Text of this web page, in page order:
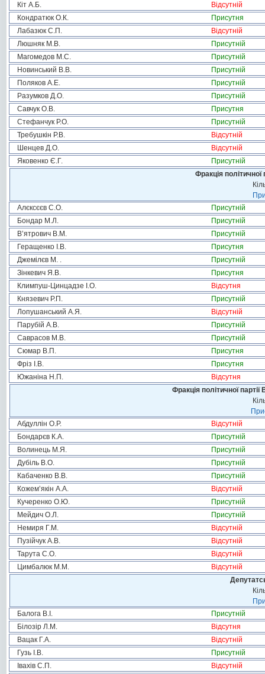
Кіт А.Б.
Відсутній
Кондратюк О.К.
Присутня
Лабазюк С.П.
Відсутній
Люшняк М.В.
Присутній
Магомедов М.С.
Присутній
Новинський В.В.
Присутній
Поляков А.Е.
Присутній
Разумков Д.О.
Присутній
Савчук О.В.
Присутня
Стефанчук Р.О.
Присутній
Требушкін Р.В.
Відсутній
Шенцев Д.О.
Відсутній
Яковенко Є.Г.
Присутній
Фракція
Алєксєєв С.О.
Присутній
Бондар М.Л.
Присутній
В’ятрович В.М.
Присутній
Геращенко І.В.
Присутня
Джемілєв М. .
Присутній
Зінкевич Я.В.
Присутня
Климпуш-Цинцадзе І.О.
Відсутня
Князевич Р.П.
Присутній
Лопушанський А.Я.
Відсутній
Парубій А.В.
Присутній
Саврасов М.В.
Присутній
Сюмар В.П.
Присутня
Фріз І.В.
Присутня
Южаніна Н.П.
Відсутня
Фракція політичної
Абдуллін О.Р.
Відсутній
Бондарєв К.А.
Присутній
Волинець М.Я.
Присутній
Дубіль В.О.
Присутній
Кабаченко В.В.
Присутній
Кожем’якін А.А.
Відсутній
Кучеренко О.Ю.
Присутній
Мейдич О.Л.
Присутній
Немиря Г.М.
Відсутній
Пузійчук А.В.
Відсутній
Тарута С.О.
Відсутній
Цимбалюк М.М.
Відсутній
Балога В.І.
Присутній
Білозір Л.М.
Відсутня
Вацак Г.А.
Відсутній
Гузь І.В.
Присутній
Івахів С.П.
Відсутній